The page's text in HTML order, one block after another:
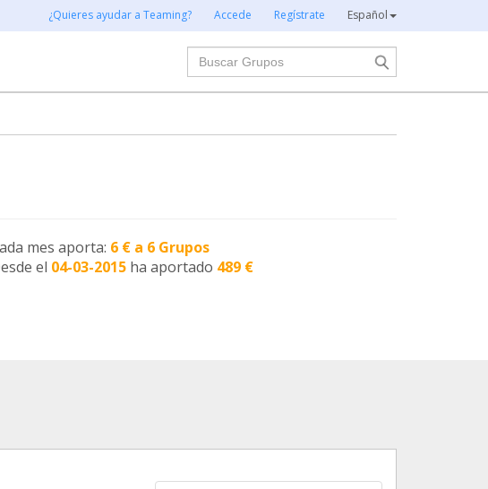
¿Quieres ayudar a Teaming? Accede Regístrate Español
Buscar
mes aporta: 6 € a 6 Grupos
el 04-03-2015 ha aportado 489 €